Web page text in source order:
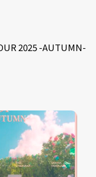
2025 -AUTUMN-